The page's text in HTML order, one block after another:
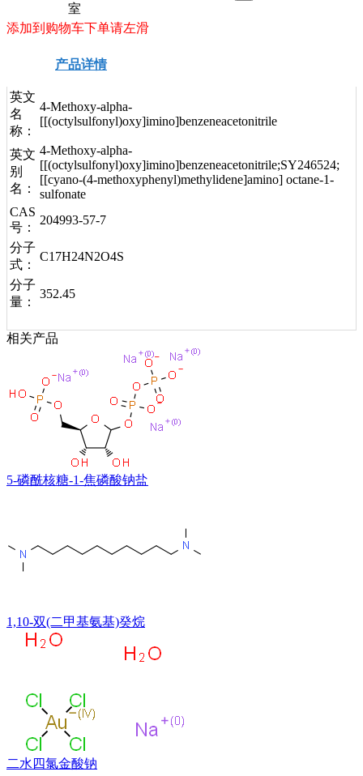
室
添加到购物车下单请左滑
产品详情
英文
名
称：
4-Methoxy-alpha-
[[(octylsulfonyl)oxy]imino]benzeneacetonitrile
英文
别
名：
4-Methoxy-alpha-
[[(octylsulfonyl)oxy]imino]benzeneacetonitrile;SY246524;
[[cyano-(4-methoxyphenyl)methylidene]amino] octane-1-
sulfonate
CAS
号：
204993-57-7
分子
式：
C17H24N2O4S
分子
量：
352.45
相关产品
5-磷酰核糖-1-焦磷酸钠盐
1,10-双(二甲基氨基)癸烷
二水四氯金酸钠